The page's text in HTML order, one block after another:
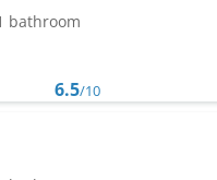
bathroom
6.5/10